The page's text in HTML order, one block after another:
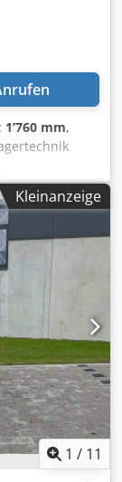
1’760 mm,
Hubhöhe (mm)
Kleinanzeige
1 / 11